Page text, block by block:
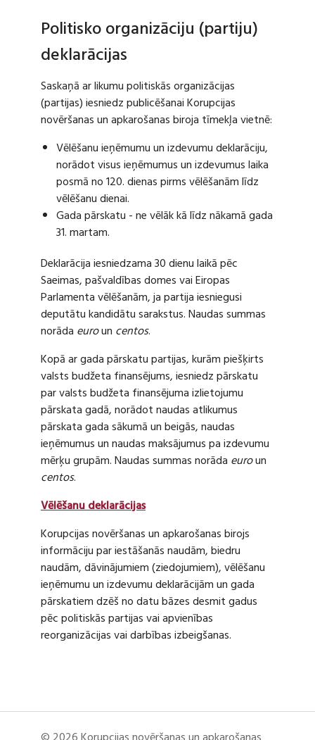
Politisko organizāciju (partiju)
deklarācijas
Saskaņā ar likumu politiskās organizācijas
(partijas) iesniedz publicēšanai Korupcijas
novēršanas un apkarošanas biroja tīmekļa vietnē:
Vēlēšanu ieņēmumu un izdevumu deklarāciju,
norādot visus ieņēmumus un izdevumus laika
posmā no 120. dienas pirms vēlēšanām līdz
vēlēšanu dienai.
Gada pārskatu - ne vēlāk kā līdz nākamā gada
31. martam.
Deklarācija iesniedzama 30 dienu laikā pēc
Saeimas, pašvaldības domes vai Eiropas
Parlamenta vēlēšanām, ja partija iesniegusi
deputātu kandidātu sarakstus. Naudas summas
norāda euroun centos.
Kopā ar gada pārskatu partijas, kurām piešķirts
valsts budžeta finansējums, iesniedz pārskatu
par valsts budžeta finansējuma izlietojumu
pārskata gadā, norādot naudas atlikumus
pārskata gada sākumā un beigās, naudas
ieņēmumus un naudas maksājumus pa izdevumu
mērķu grupām. Naudas summas norāda euroun
centos.
Vēlēšanu deklarācijas
Korupcijas novēršanas un apkarošanas birojs
informāciju par iestāšanās naudām, biedru
naudām, dāvinājumiem (ziedojumiem), vēlēšanu
ieņēmumu un izdevumu deklarācijām un gada
pārskatiem dzēš no datu bāzes desmit gadus
pēc politiskās partijas vai apvienības
reorganizācijas vai darbības izbeigšanas.